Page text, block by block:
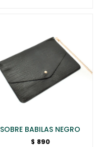
SOBRE BABILAS NEGRO
$ 890